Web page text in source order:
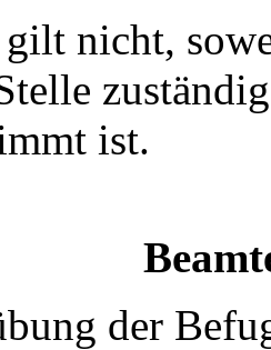
nicht,
ist.
der